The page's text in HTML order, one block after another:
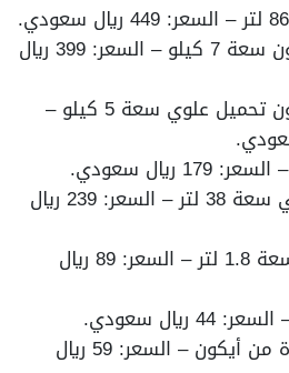
غسالة ملابس أيكون سعة 7 كيلو – السعر: 399 ريال
غسالة ملابس أيكون تحميل علوي سعة 5 كيلو –
فرن أيكون كهربائي سعة 38 لتر – السعر: 239 ريال
محضرة أرز أيكون سعة 1.8 لتر – السعر: 89 ريال
سعودي.
ماكينة صنع القهوة من أيكون – السعر: 59 ريال